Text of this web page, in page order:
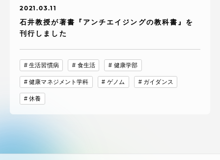
2021.03.11
石井教授が著書『アンチエイジングの教科書』を
刊行しました
生活習慣病 食生活 健康学部
健康マネジメント学科 ゲノム ガイダンス
休養